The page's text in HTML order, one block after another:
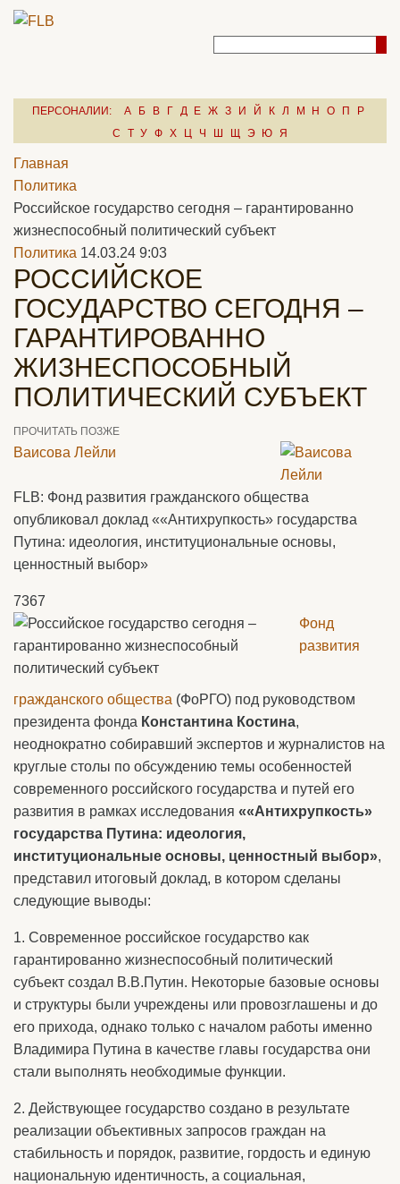
ПЕРСОНАЛИИ: А Б В Г Д Е Ж З И Й К Л М Н О П
Р
С
Т У Ф Х Ц Ч Ш Щ Э Ю Я
Главная
Политика
Российское государство сегодня – гарантированно
жизнеспособный политический субъект
Политика 14.03.24 9:03
РОССИЙСКОЕ
ГОСУДАРСТВО СЕГОДНЯ –
ГАРАНТИРОВАННО
ЖИЗНЕСПОСОБНЫЙ
ПОЛИТИЧЕСКИЙ СУБЪЕКТ
ПРОЧИТАТЬ ПОЗЖЕ
Ваисова Лейли
FLB: Фонд развития гражданского общества
опубликовал доклад ««Антихрупкость» государства
Путина: идеология, институциональные основы,
ценностный выбор»
7367
Фонд
развития
гражданского общества (ФоРГО) под руководством
президента фонда Константина Костина,
неоднократно собиравший экспертов и журналистов на
круглые столы по обсуждению темы особенностей
современного российского государства и путей его
развития в рамках исследования ««Антихрупкость»
государства Путина: идеология,
институциональные основы, ценностный выбор»,
представил итоговый доклад, в котором сделаны
следующие выводы:
1. Современное российское государство как
гарантированно жизнеспособный политический
субъект создал В.В.Путин. Некоторые базовые основы
и структуры были учреждены или провозглашены и до
его прихода, однако только с началом работы именно
Владимира Путина в качестве главы государства они
стали выполнять необходимые функции.
2. Действующее государство создано в результате
реализации объективных запросов граждан на
стабильность и порядок, развитие, гордость и единую
национальную идентичность, а социальная,